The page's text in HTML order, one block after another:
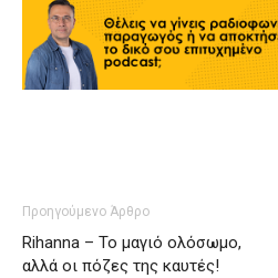
Προηγούμενο Άρθρο
Rihanna – Το μαγιό ολόσωμο,
αλλά οι πόζες της καυτές!